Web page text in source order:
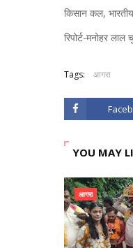
किसान कल,
रिपोर्ट-मनोहर लाल
Tags: आगरा
YOU MAY
आगरा